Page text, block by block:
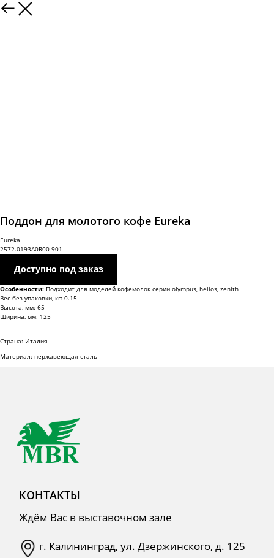
Поддон для молотого кофе Eureka
Eureka
2572.0193A0R00-901
Особенности: Подходит для моделей кофемолок серии olympus, helios, zenith
Вес без упаковки, кг: 0.15
Высота, мм: 65
Ширина, мм: 125
Страна: Италия
Материал: нержавеющая сталь
КОНТАКТЫ
КАТАЛОГ ПРОДУКЦИИ
Кордиалы, Сиропы, Основы
Напитки
Продукты питания
mbr@mbr.ltd